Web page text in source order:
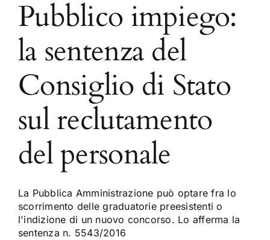
Pubblico impiego:
la sentenza del
Consiglio di Stato
sul reclutamento
del personale
La Pubblica Amministrazione può optare fra lo
scorrimento delle graduatorie preesistenti o
l'indizione di un nuovo concorso. Lo afferma la
sentenza n. 5543/2016